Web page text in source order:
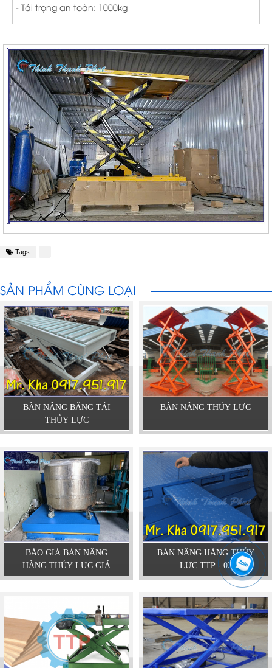
- Tải trọng an toàn: 1000kg
Tags
SẢN PHẨM CÙNG LOẠI
BÀN NÂNG BĂNG TẢI
THỦY LỰC
BÀN NÂNG THỦY LỰC
BÁO GIÁ BÀN NÂNG
HÀNG THỦY LỰC GIÁ
TỐT NHẤT THỊ TRƯỜNG
BÀN NÂNG HÀNG THỦY
LỰC TTP - 02